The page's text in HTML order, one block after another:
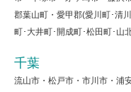
郡葉山町・愛甲郡(愛川町･清
町･大井町･開成町･松田町･山
千葉
流山市・松戸市・市川市・浦